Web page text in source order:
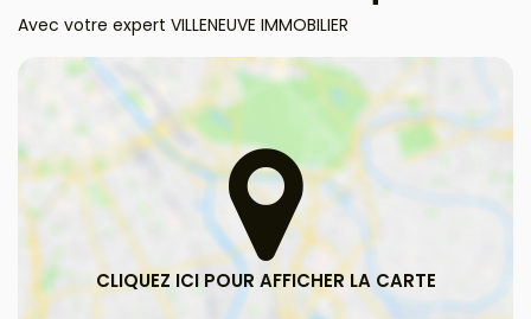
Avec votre expert VILLENEUVE IMMOBILIER